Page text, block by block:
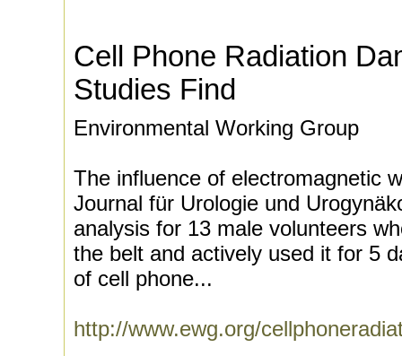
Cell Phone Radiation
Studies Find
Environmental Working Group
The influence of electromagnetic
Journal für Urologie und
analysis for 13 male volunteers
the belt and actively used it for 5
of cell phone...
http://www.ewg.org/